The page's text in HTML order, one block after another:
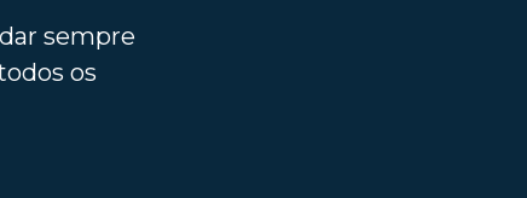
dos elementos mecânicos. Acelerações constantes e
pelo que se recomenda “puxar” um pouco mais pelo carro